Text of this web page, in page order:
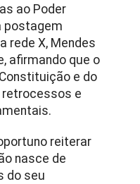
ao Poder
postagem
rede X, Mendes
afirmando que o
e do
retrocessos e
reiterar
nasce de
do seu